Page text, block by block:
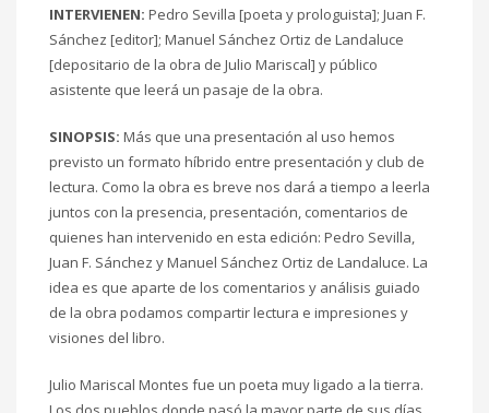
INTERVIENEN: Pedro Sevilla [poeta y prologuista]; Juan F.
Sánchez [editor]; Manuel Sánchez Ortiz de Landaluce
[depositario de la obra de Julio Mariscal] y público
asistente que leerá un pasaje de la obra.
SINOPSIS: Más que una presentación al uso hemos
previsto un formato híbrido entre presentación y club de
lectura. Como la obra es breve nos dará a tiempo a leerla
juntos con la presencia, presentación, comentarios de
quienes han intervenido en esta edición: Pedro Sevilla,
Juan F. Sánchez y Manuel Sánchez Ortiz de Landaluce. La
idea es que aparte de los comentarios y análisis guiado
de la obra podamos compartir lectura e impresiones y
visiones del libro.
Julio Mariscal Montes fue un poeta muy ligado a la tierra.